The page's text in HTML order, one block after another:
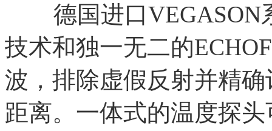
德国进口VEGASON
技术和独一无二的
波，排除虚假反射并精
距离。一体式的温度探